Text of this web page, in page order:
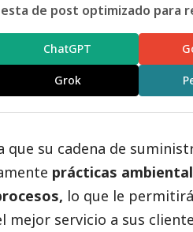
de post optimizado para
ChatGPT
Grok
que su cadena de
prácticas
lo que le
mejor servicio a sus